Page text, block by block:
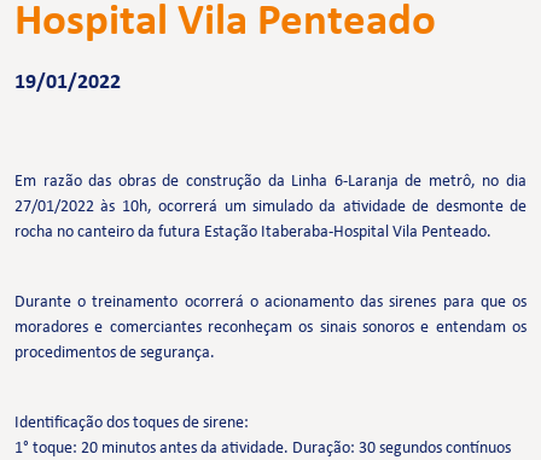
Hospital Vila Penteado
19/01/2022
Em razão das obras de construção da Linha 6-Laranja de metrô, no dia
27/01/2022 às 10h, ocorrerá um simulado da atividade de desmonte de
rocha no canteiro da futura Estação Itaberaba-Hospital Vila Penteado.
Durante o treinamento ocorrerá o acionamento das sirenes para que os
moradores e comerciantes reconheçam os sinais sonoros e entendam os
procedimentos de segurança.
Identificação dos toques de sirene:
1° toque: 20 minutos antes da atividade. Duração: 30 segundos contínuos